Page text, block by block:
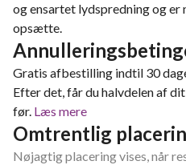
og ensartet lydspredning og er
opsætte.
Gratis afbestilling indtil 30
Efter det, får du halvdelen af
før. Læs mere
Omtrentlig
Nøjagtig placering vises, når